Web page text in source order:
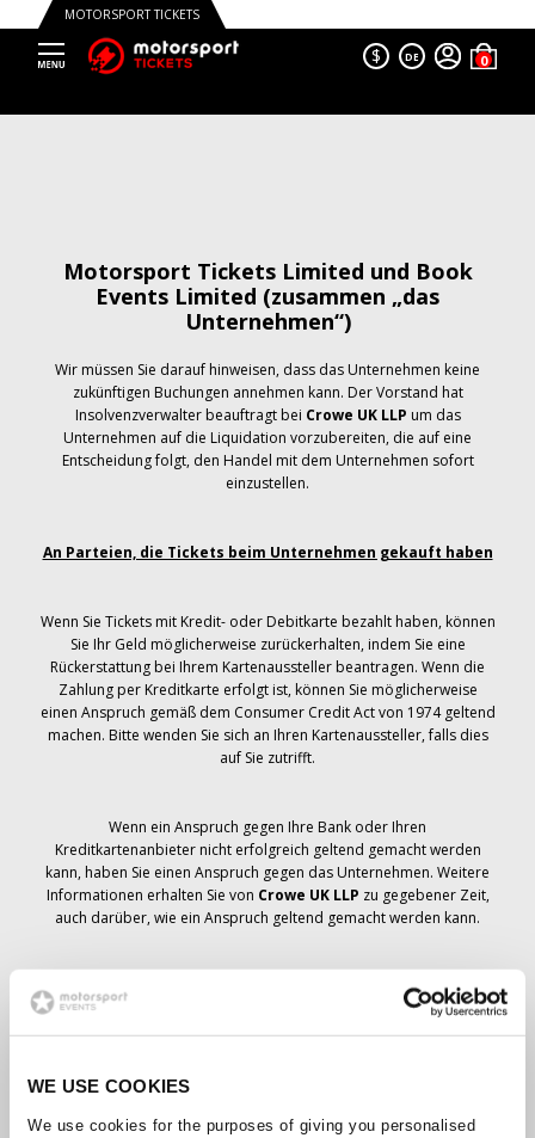
WE USE COOKIES
We use cookies for the purposes of giving you personalised
MOTORSPORT TICKETS
$ DE
Motorsport Tickets Limited und Book
Events Limited (zusammen „das
Unternehmen“)
Wir müssen Sie darauf hinweisen, dass das Unternehmen keine
zukünftigen Buchungen annehmen kann. Der Vorstand hat
Insolvenzverwalter beauftragt bei Crowe UK LLP um das
Unternehmen auf die Liquidation vorzubereiten, die auf eine
Entscheidung folgt, den Handel mit dem Unternehmen sofort
einzustellen.
An Parteien, die Tickets beim Unternehmen gekauft haben
Wenn Sie Tickets mit Kredit- oder Debitkarte bezahlt haben, können
Sie Ihr Geld möglicherweise zurückerhalten, indem Sie eine
Rückerstattung bei Ihrem Kartenaussteller beantragen. Wenn die
Zahlung per Kreditkarte erfolgt ist, können Sie möglicherweise
einen Anspruch gemäß dem Consumer Credit Act von 1974 geltend
machen. Bitte wenden Sie sich an Ihren Kartenaussteller, falls dies
auf Sie zutrifft.
Wenn ein Anspruch gegen Ihre Bank oder Ihren
Kreditkartenanbieter nicht erfolgreich geltend gemacht werden
kann, haben Sie einen Anspruch gegen das Unternehmen. Weitere
Informationen erhalten Sie von Crowe UK LLP zu gegebener Zeit,
auch darüber, wie ein Anspruch geltend gemacht werden kann.
Sie haben eine Stornierungsmitteilung
bezüglich Ihrer Ticketbestellung erhalten, Ihre Buchung wurde nicht
storniert und es wird erwartet, dass Sie die von Ihnen bestellten
Unternehmens arbeitet mit den Lieferanten zusammen, um